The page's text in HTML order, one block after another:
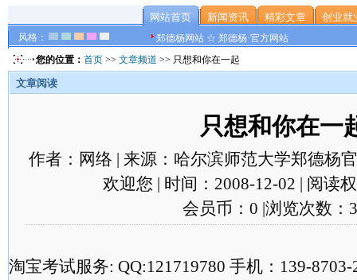
风格：
网站首页 新闻资讯 精彩文章 创业就
郑德杨网站 ☆ 郑德杨·官方网站
您的位置： 首页 >> 文章频道 >> 只想和你在一起
文章阅读
只想和你在一
作者：网络 | 来源：哈尔滨师范大学郑德杨
欢迎您 | 时间：2008-12-02 | 阅读
会员币：0 |浏览次数：
淘宝考试服务: QQ:121719780 手机：139-